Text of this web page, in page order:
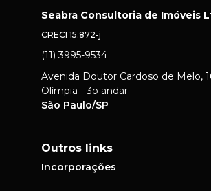
Seabra Consultoria de Imóveis
CRECI 15.872-j
(11) 3995-9534
Avenida Doutor Cardoso de Melo,
Olímpia - 3o andar
São Paulo/SP
Outros links
Incorporações